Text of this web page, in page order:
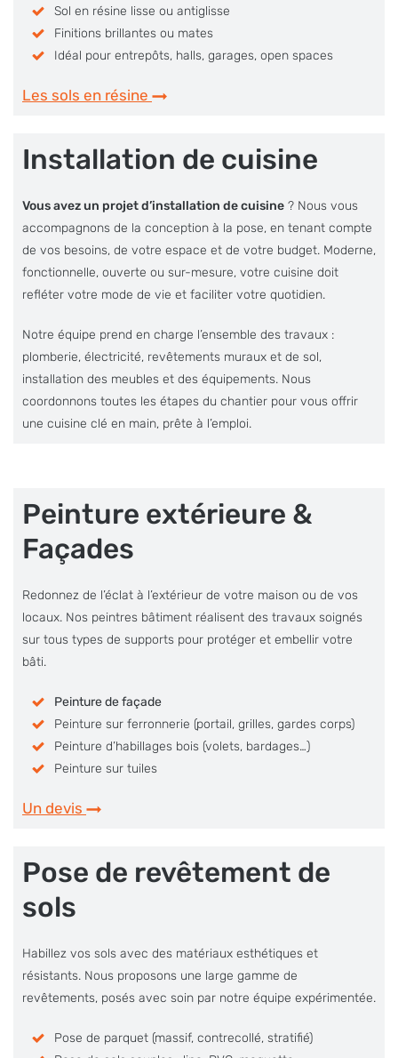
Sol en résine lisse ou antiglisse
Finitions brillantes ou mates
Idéal pour entrepôts, halls, garages, open spaces
Les sols en résine
Installation de cuisine
Vous avez un projet d’installation de cuisine ? Nous vous
accompagnons de la conception à la pose, en tenant compte
de vos besoins, de votre espace et de votre budget. Moderne,
fonctionnelle, ouverte ou sur-mesure, votre cuisine doit
refléter votre mode de vie et faciliter votre quotidien.
Notre équipe prend en charge l’ensemble des travaux :
plomberie, électricité, revêtements muraux et de sol,
installation des meubles et des équipements. Nous
coordonnons toutes les étapes du chantier pour vous offrir
une cuisine clé en main, prête à l’emploi.
Peinture extérieure &
Façades
Redonnez de l’éclat à l’extérieur de votre maison ou de vos
locaux. Nos peintres bâtiment réalisent des travaux soignés
sur tous types de supports pour protéger et embellir votre
bâti.
Peinture de façade
Peinture sur ferronnerie (portail, grilles, gardes corps)
Peinture d’habillages bois (volets, bardages…)
Peinture sur tuiles
Un devis
Pose de revêtement de
sols
Habillez vos sols avec des matériaux esthétiques et
résistants. Nous proposons une large gamme de
revêtements, posés avec soin par notre équipe expérimentée.
Pose de parquet (massif, contrecollé, stratifié)